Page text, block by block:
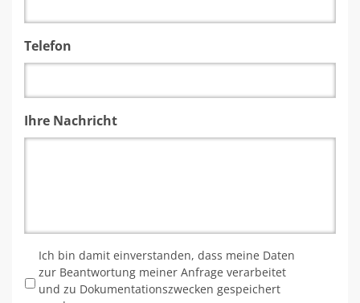
Telefon
Ihre Nachricht
Ich bin damit einverstanden, dass meine Daten
zur Beantwortung meiner Anfrage verarbeitet
und zu Dokumentationszwecken gespeichert